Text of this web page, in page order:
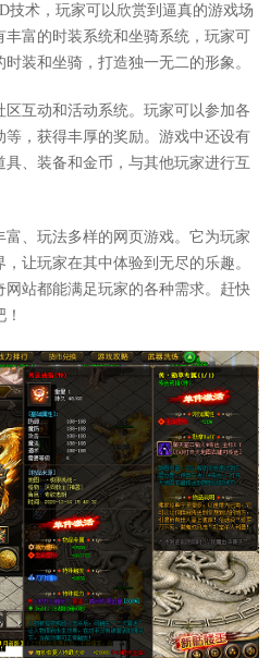
技术，玩家可以欣赏到逼真的游戏场
富的时装系统和坐骑系统，玩家可
装和坐骑，打造独一无二的形象。
互动和活动系统。玩家可以参加各
，获得丰厚的奖励。游戏中还设有
、装备和金币，与其他玩家进行互
、玩法多样的网页游戏。它为玩家
让玩家在其中体验到无尽的乐趣。
站都能满足玩家的各种需求。赶快